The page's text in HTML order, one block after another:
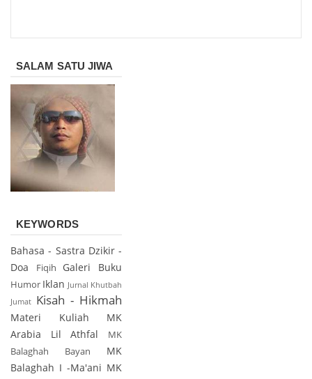
SALAM SATU JIWA
KEYWORDS
Bahasa - Sastra Dzikir -
Doa
Fiqih Galeri Buku
Humor Iklan Jurnal Khutbah
Jumat Kisah - Hikmah
Materi Kuliah
MK
Arabia Lil Athfal
MK
Balaghah Bayan
MK
Balaghah I -Ma'ani MK